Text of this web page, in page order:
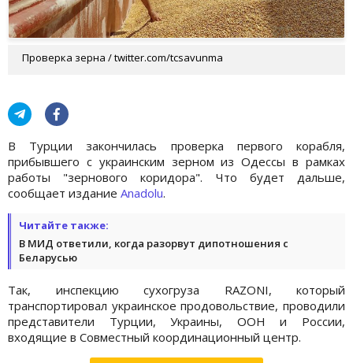
Проверка зерна / twitter.com/tcsavunma
В Турции закончилась проверка первого корабля,
прибывшего с украинским зерном из Одессы в рамках
работы "зернового коридора". Что будет дальше,
сообщает издание Anadolu.
Читайте также:
В МИД ответили, когда разорвут дипотношения с
Беларусью
Так, инспекцию сухогруза RAZONI, который
транспортировал украинское продовольствие, проводили
представители Турции, Украины, ООН и России,
входящие в Совместный координационный центр.